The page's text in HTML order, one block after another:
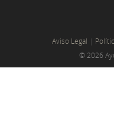
Aviso Legal |
© 2026